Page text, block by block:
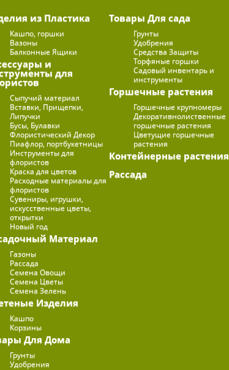
из Пластика
Кашпо, горшки
Вазоны
Балконные Ящики
и
для
Сыпучий материал
Вставки, Прищепки,
Липучки
Бусы, Булавки
Флористический Декор
Пиафлор, портбукетницы
Инструменты для
флористов
Краска для цветов
Расходные материалы для
флористов
Сувениры, игрушки,
искусственные цветы,
открытки
Новый год
Материал
Газоны
Рассада
Семена Овощи
Семена Цветы
Семена Зелень
Изделия
Кашпо
Корзины
Для Дома
Грунты
Удобрения
Товары Для сада
Грунты
Удобрения
Средства Защиты
Торфяные горшки
Садовый инвентарь и
инструменты
Горшечные растения
Горшечные крупномеры
Декоративнолиственные
горшечные растения
Цветущие горшечные
растения
Контейнерные растения
Рассада